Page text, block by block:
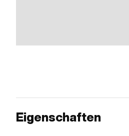
Eigenschaften